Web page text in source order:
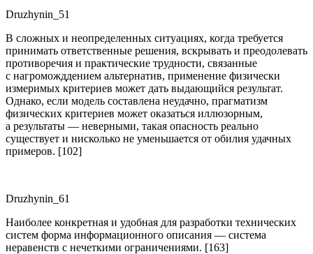
Druzhynin_51
В сложных и неопределенных ситуациях, когда требуется
принимать ответственные решения, вскрывать и преодолевать
противоречия и практические трудности, связанные
с нагроможддением альтернатив, применение физически
измеримых критериев может дать выдающийся результат.
Однако, если модель составлена неудачно, прагматизм
физических критериев может оказаться иллюзорным,
а результаты — неверными, такая опасность реально
существует и нисколько не уменьшается от обилия удачных
примеров. [102]
Druzhynin_61
Наиболее конкретная и удобная для разработки технических
систем форма информационного описания — система
неравенств с нечеткими ограничениями. [163]